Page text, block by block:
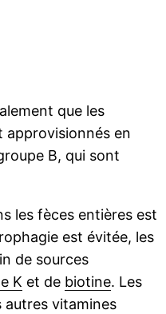
que les
en
B, qui sont
les fèces entières est
est évitée, les
de sources
K et de biotine. Les
vitamines